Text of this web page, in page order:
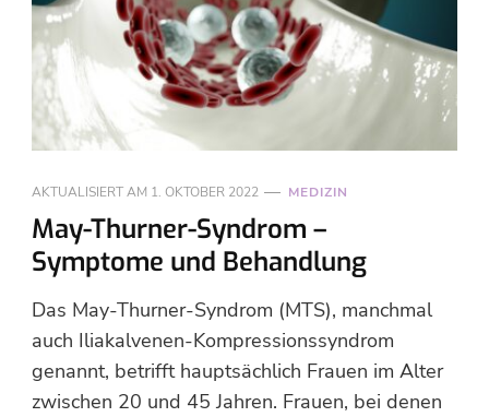
AKTUALISIERT AM 1. OKTOBER 2022 MEDIZIN
May-Thurner-Syndrom –
Symptome und Behandlung
Das May-Thurner-Syndrom (MTS), manchmal
auch Iliakalvenen-Kompressionssyndrom
genannt, betrifft hauptsächlich Frauen im Alter
zwischen 20 und 45 Jahren. Frauen, bei denen